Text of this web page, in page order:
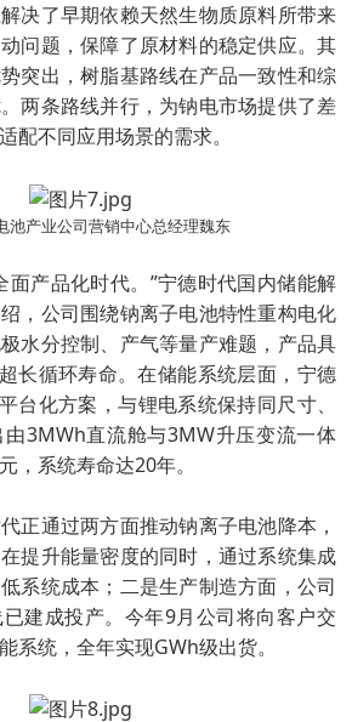
决了早期依赖天然生物质原料所带来
问题，保障了原材料的稳定供应。其
突出，树脂基路线在产品一致性和综
两条路线并行，为钠电市场提供了差
配不同应用场景的需求。
池产业公司营销中心总经理魏东
面产品化时代。”宁德时代国内储能解
，公司围绕钠离子电池特性重构电化
水分控制、产气等量产难题，产品具
长循环寿命。在储能系统层面，宁德
台化方案，与锂电系统保持同尺寸、
3MWh直流舱与3MW升压变流一体
，系统寿命达20年。
正通过两方面推动钠离子电池降本，
提升能量密度的同时，通过系统集成
系统成本；二是生产制造方面，公司
建成投产。今年9月公司将向客户交
系统，全年实现GWh级出货。